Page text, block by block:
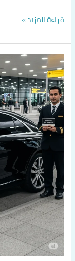
قراءة المزيد »
تاكسي
24
ساعة
الكويت
|
اتصل
60036648
خدمة
سيارات
خاصة
بدون
علامة